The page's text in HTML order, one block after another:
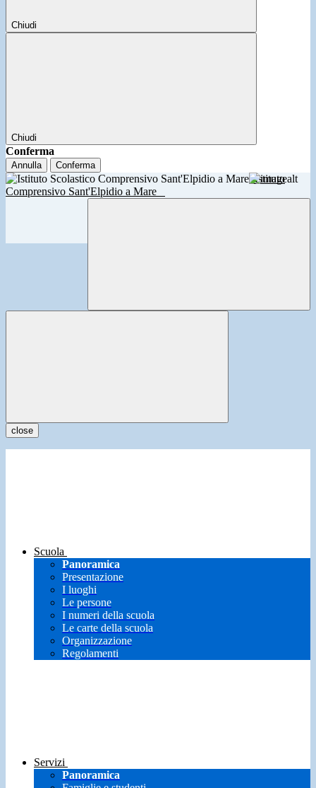
Chiudi
Chiudi
Conferma
Annulla Conferma
Istituto
Comprensivo Sant'Elpidio a Mare
close
Scuola
Panoramica
Presentazione
I luoghi
Le persone
I numeri della scuola
Le carte della scuola
Organizzazione
Regolamenti
Servizi
Panoramica